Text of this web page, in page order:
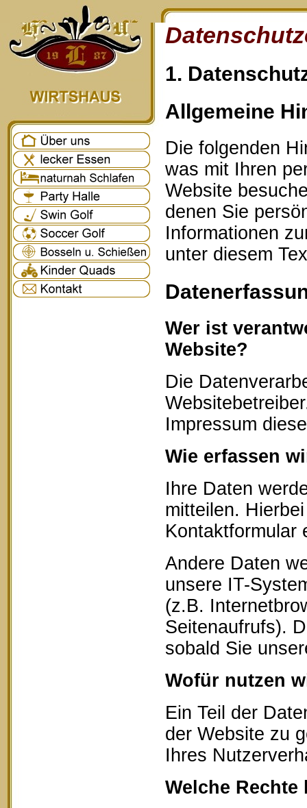
1.
Allgemeine
Die folgenden
was mit Ihren
Website
denen Sie
Informationen
unter diesem
Wer ist
Website?
Die
Impressum
Wie erfassen
Ihre Daten
mitteilen.
Kontaktformular
Andere Daten
unsere IT-
(z.B.
Seitenaufrufs).
sobald Sie
Wofür nutzen
Ein Teil der
der Website zu
Ihres
Welche